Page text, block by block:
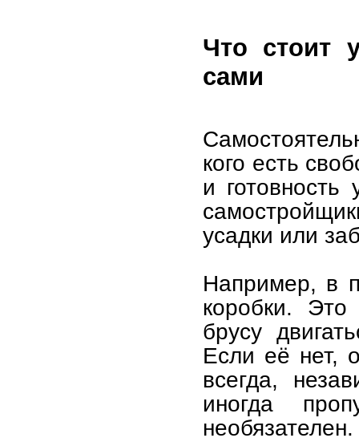
Что стоит
сами
кого есть
и
усадки или
Например, в
коробки. Это
брусу
Если её нет,
всегда,
иногда
необязателен.